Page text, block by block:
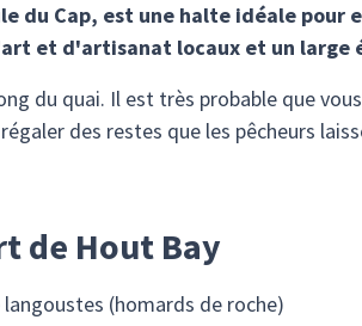
du Cap, est une halte idéale pour
et d'artisanat locaux et un large
du quai. Il est très probable que
des restes que les pêcheurs
de Hout Bay
(homards de roche)